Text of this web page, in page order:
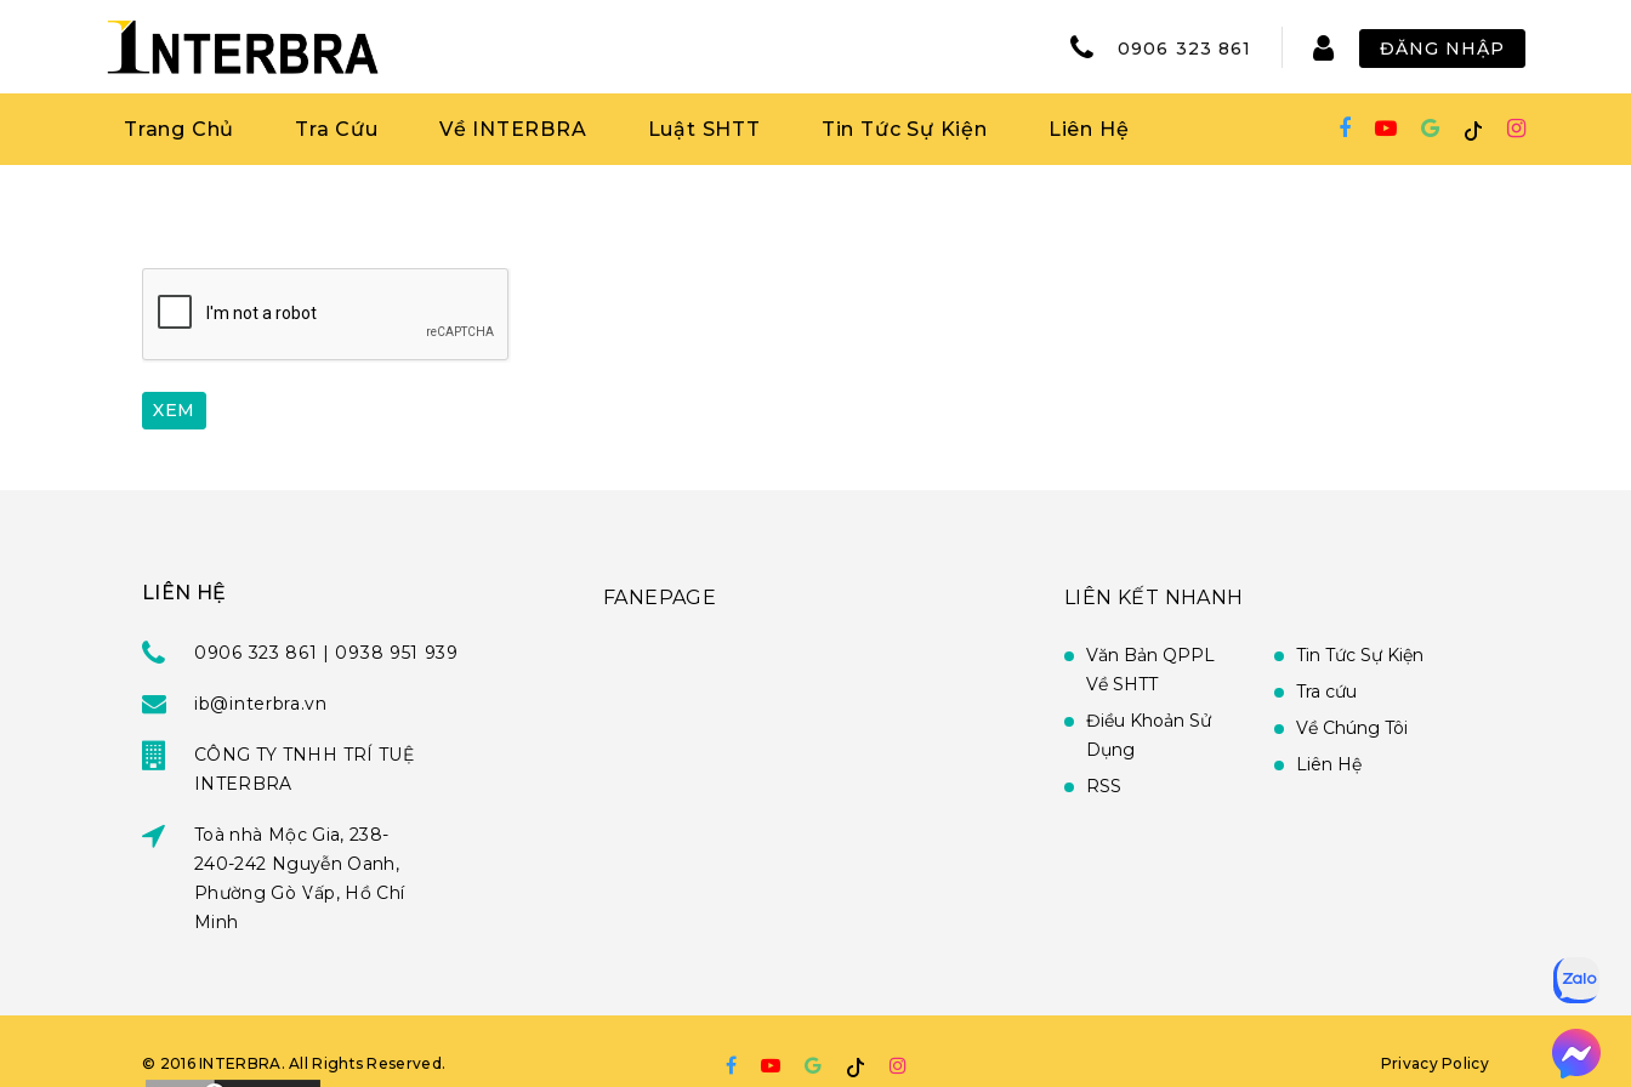
0906 323 861 ĐĂNG NHẬP
Trang Chủ Tra Cứu Về INTERBRA Luật SHTT Tin Tức Sự Kiện Liên Hệ
LIÊN HỆ
0906 323 861 | 0938 951 939
ib@interbra.vn
CÔNG TY TNHH TRÍ TUỆ
INTERBRA
Toà nhà Mộc Gia, 238-
240-242 Nguyễn Oanh,
Phường Gò Vấp, Hồ Chí
Minh
FANEPAGE LIÊN KẾT NHANH
Văn Bản QPPL
Về SHTT
Điều Khoản Sử
Dụng
RSS
Tin Tức Sự Kiện
Tra cứu
Về Chúng Tôi
Liên Hệ
© 2016 INTERBRA. All Rights Reserved. Privacy Policy